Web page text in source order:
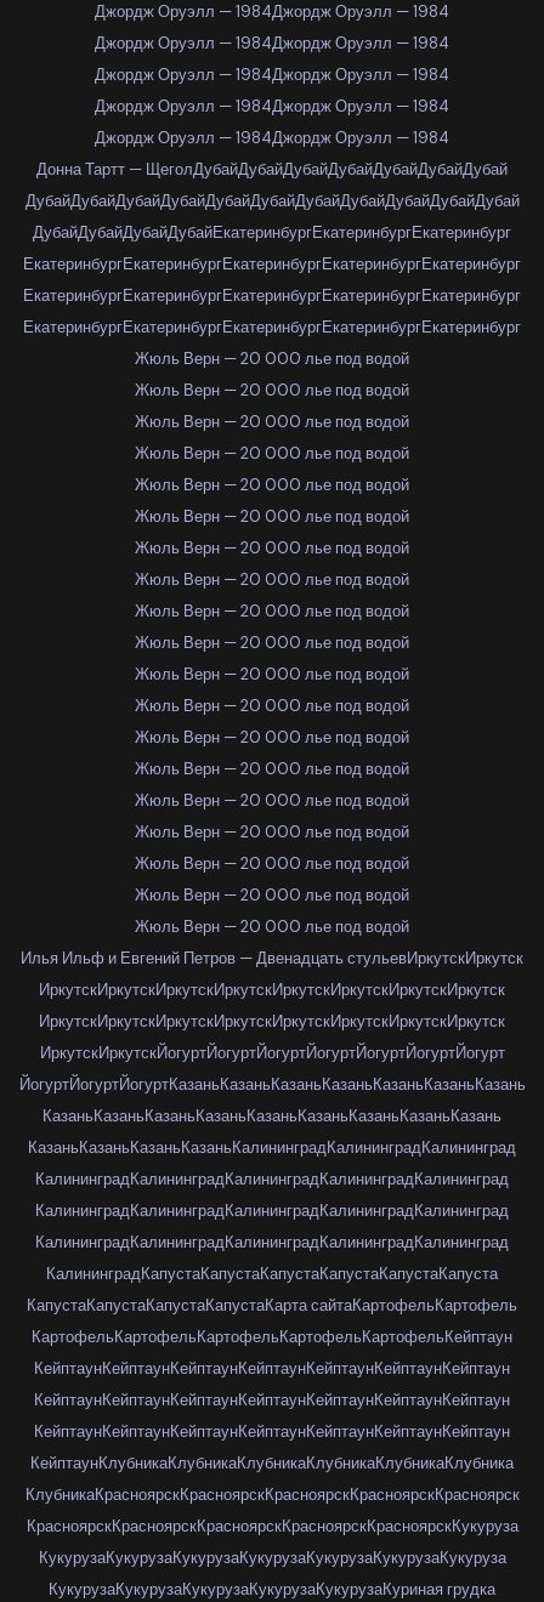
Джордж Оруэлл — 1984Джордж Оруэлл — 1984
Джордж Оруэлл — 1984Джордж Оруэлл — 1984
Джордж Оруэлл — 1984Джордж Оруэлл — 1984
Джордж Оруэлл — 1984Джордж Оруэлл — 1984
Джордж Оруэлл — 1984Джордж Оруэлл — 1984
Донна Тартт — ЩеголДубайДубайДубайДубайДубайДубайДубай
ДубайДубайДубайДубайДубайДубайДубайДубайДубайДубайДубай
ДубайДубайДубайДубайЕкатеринбургЕкатеринбургЕкатеринбург
ЕкатеринбургЕкатеринбургЕкатеринбургЕкатеринбургЕкатеринбург
ЕкатеринбургЕкатеринбургЕкатеринбургЕкатеринбургЕкатеринбург
ЕкатеринбургЕкатеринбургЕкатеринбургЕкатеринбургЕкатеринбург
Жюль Верн — 20 000 лье под водой
Жюль Верн — 20 000 лье под водой
Жюль Верн — 20 000 лье под водой
Жюль Верн — 20 000 лье под водой
Жюль Верн — 20 000 лье под водой
Жюль Верн — 20 000 лье под водой
Жюль Верн — 20 000 лье под водой
Жюль Верн — 20 000 лье под водой
Жюль Верн — 20 000 лье под водой
Жюль Верн — 20 000 лье под водой
Жюль Верн — 20 000 лье под водой
Жюль Верн — 20 000 лье под водой
Жюль Верн — 20 000 лье под водой
Жюль Верн — 20 000 лье под водой
Жюль Верн — 20 000 лье под водой
Жюль Верн — 20 000 лье под водой
Жюль Верн — 20 000 лье под водой
Жюль Верн — 20 000 лье под водой
Жюль Верн — 20 000 лье под водой
Илья Ильф и Евгений Петров — Двенадцать стульевИркутскИркутск
ИркутскИркутскИркутскИркутскИркутскИркутскИркутскИркутск
ИркутскИркутскИркутскИркутскИркутскИркутскИркутскИркутск
ИркутскИркутскЙогуртЙогуртЙогуртЙогуртЙогуртЙогуртЙогурт
ЙогуртЙогуртЙогуртКазаньКазаньКазаньКазаньКазаньКазаньКазань
КазаньКазаньКазаньКазаньКазаньКазаньКазаньКазаньКазань
КазаньКазаньКазаньКазаньКалининградКалининградКалининград
КалининградКалининградКалининградКалининградКалининград
КалининградКалининградКалининградКалининградКалининград
КалининградКалининградКалининградКалининградКалининград
КалининградКапустаКапустаКапустаКапустаКапустаКапуста
КапустаКапустаКапустаКапустаКарта сайтаКартофельКартофель
КартофельКартофельКартофельКартофельКартофельКейптаун
КейптаунКейптаунКейптаунКейптаунКейптаунКейптаунКейптаун
КейптаунКейптаунКейптаунКейптаунКейптаунКейптаунКейптаун
КейптаунКейптаунКейптаунКейптаунКейптаунКейптаунКейптаун
КейптаунКлубникаКлубникаКлубникаКлубникаКлубникаКлубника
КлубникаКрасноярскКрасноярскКрасноярскКрасноярскКрасноярск
КрасноярскКрасноярскКрасноярскКрасноярскКрасноярскКукуруза
КукурузаКукурузаКукурузаКукурузаКукурузаКукурузаКукуруза
КукурузаКукурузаКукурузаКукурузаКукурузаКуриная грудка